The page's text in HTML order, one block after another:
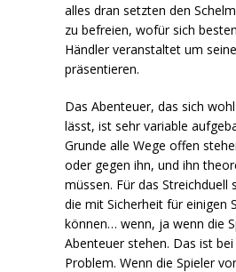
alles dran setzten den
zu befreien, wofür sich
Händler veranstaltet um
präsentieren.
Das Abenteuer, das sich
lässt, ist sehr variable
Grunde alle Wege offen
oder gegen ihn, und ihn
müssen. Für das
die mit Sicherheit für einigen
können… wenn, ja wenn die
Abenteuer stehen. Das ist
Problem. Wenn die Spieler